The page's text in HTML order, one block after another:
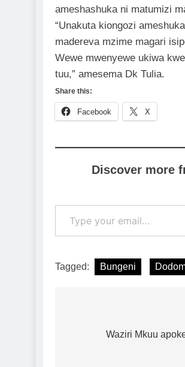
ameshashuka ni matumizi
“Unakuta kiongozi
madereva mzime magari
Wewe mwenyewe ukiwa
tuu,” amesema Dk Tulia.
Share this:
Facebook X
Discover more
Type your email…
Tagged: Bungeni
Waziri Mkuu